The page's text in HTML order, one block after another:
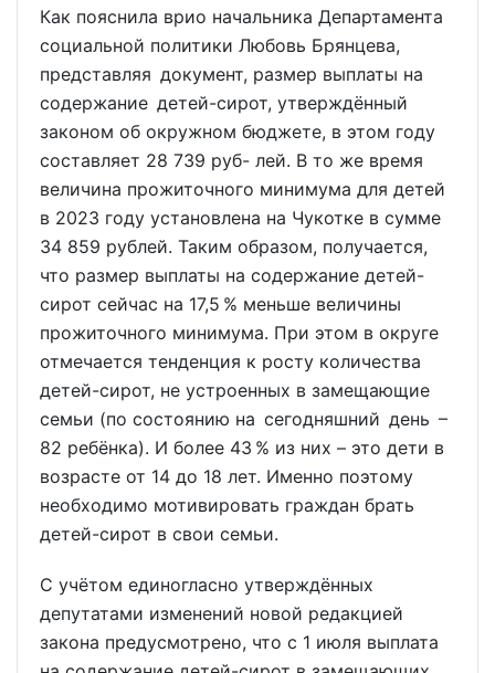
Как пояснила врио начальника Департамента
социальной политики Любовь Брянцева,
представляя документ, размер выплаты на
содержание детей-сирот, утверждённый
законом об окружном бюджете, в этом году
составляет 28 739 руб- лей. В то же время
величина прожиточного минимума для детей
в 2023 году установлена на Чукотке в сумме
34 859 рублей. Таким образом, получается,
что размер выплаты на содержание детей-
сирот сейчас на 17,5 % меньше величины
прожиточного минимума. При этом в округе
отмечается тенденция к росту количества
детей-сирот, не устроенных в замещающие
семьи (по состоянию на сегодняшний день –
82 ребёнка). И более 43 % из них – это дети в
возрасте от 14 до 18 лет. Именно поэтому
необходимо мотивировать граждан брать
детей-сирот в свои семьи.
С учётом единогласно утверждённых
депутатами изменений новой редакцией
закона предусмотрено, что с 1 июля выплата